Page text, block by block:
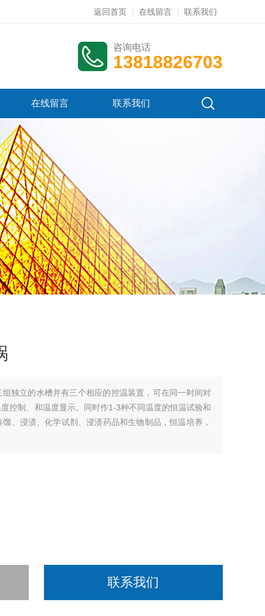
返回首页 在线留言 联系我们
咨询电话
13818826703
在线留言 联系我们
独立的水槽并有三个相应的控温装置，可在同一时间对
控制、和温度显示。同时作1-3种不同温度的恒温试验和
、浸渍、化学试剂、浸渍药品和生物制品，恒温培养，
联系我们